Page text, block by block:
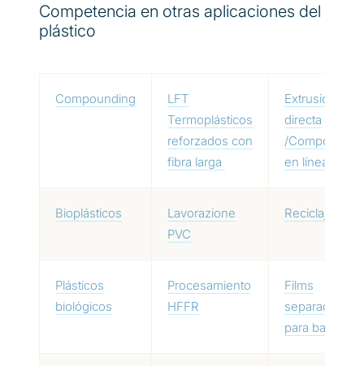
Competencia en otras aplicaciones del
plástico
Compounding
LFT
Termoplásticos
reforzados con
fibra larga
Extrusión
directa
/
en línea
Bioplásticos
Lavorazione
PVC
Reciclaje
Plásticos
biológicos
Procesamiento
HFFR
Films
separadores
para baterías